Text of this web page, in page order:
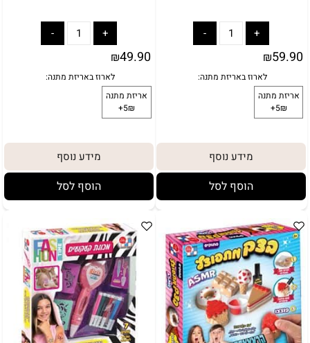
₪59.90
מידע נוסף
הוסף לסל
₪49.90
מידע נוסף
הוסף לסל